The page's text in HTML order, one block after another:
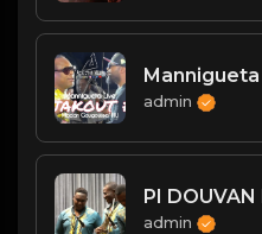
Mannigueta
admin
PI DOUVAN
admin